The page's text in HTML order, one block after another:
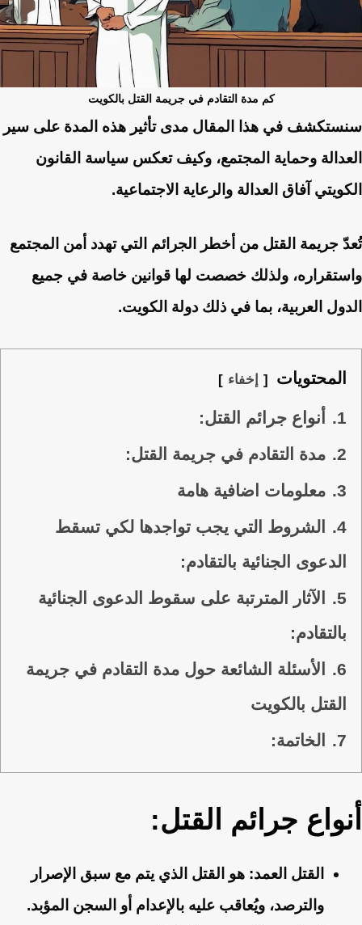
كم مدة التقادم في جريمة القتل بالكويت
سنستكشف في هذا المقال مدى تأثير هذه المدة على سير
العدالة وحماية المجتمع، وكيف تعكس سياسة القانون
الكويتي آفاق العدالة والرعاية الاجتماعية.
تُعدّ جريمة القتل من أخطر الجرائم التي تهدد أمن المجتمع
واستقراره، ولذلك خصصت لها قوانين خاصة في جميع
الدول العربية، بما في ذلك دولة الكويت.
المحتويات إخفاء
1.
أنواع جرائم القتل:
2.
مدة التقادم في جريمة القتل:
3.
معلومات اضافية هامة
4.
الشروط التي يجب تواجدها لكي تسقط
الدعوى الجنائية بالتقادم:
5.
الآثار المترتبة على سقوط الدعوى الجنائية
بالتقادم:
6.
الأسئلة الشائعة حول مدة التقادم في جريمة
القتل بالكويت
7.
الخاتمة:
أنواع جرائم القتل:
القتل العمد: هو القتل الذي يتم مع سبق الإصرار
والترصد، ويُعاقب عليه بالإعدام أو السجن المؤبد.